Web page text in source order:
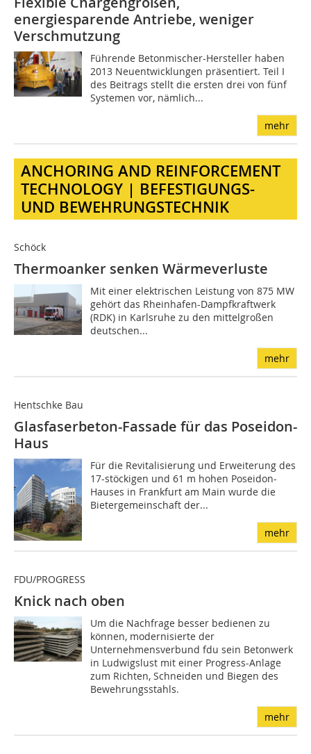
energiesparende Antriebe, weniger
Verschmutzung
Führende Betonmischer-Hersteller haben
2013 Neuentwicklungen präsentiert. Teil I
des Beitrags stellt die ersten drei von fünf
Systemen vor, nämlich...
mehr
ANCHORING AND REINFORCEMENT
TECHNOLOGY | BEFESTIGUNGS-
UND BEWEHRUNGSTECHNIK
Schöck
Thermoanker senken Wärmeverluste
Mit einer elektrischen Leistung von 875 MW
gehört das Rheinhafen-Dampfkraftwerk
(RDK) in Karlsruhe zu den mittelgroßen
deutschen...
mehr
Hentschke Bau
Glasfaserbeton-Fassade für das Poseidon-
Haus
Für die Revitalisierung und Erweiterung des
17-stöckigen und 61 m hohen Poseidon-
Hauses in Frankfurt am Main wurde die
Bietergemeinschaft der...
mehr
FDU/PROGRESS
Knick nach oben
Um die Nachfrage besser bedienen zu
können, modernisierte der
Unternehmensverbund fdu sein Betonwerk
in Ludwigslust mit einer Progress-Anlage
zum Richten, Schneiden und Biegen des
Bewehrungsstahls.
mehr